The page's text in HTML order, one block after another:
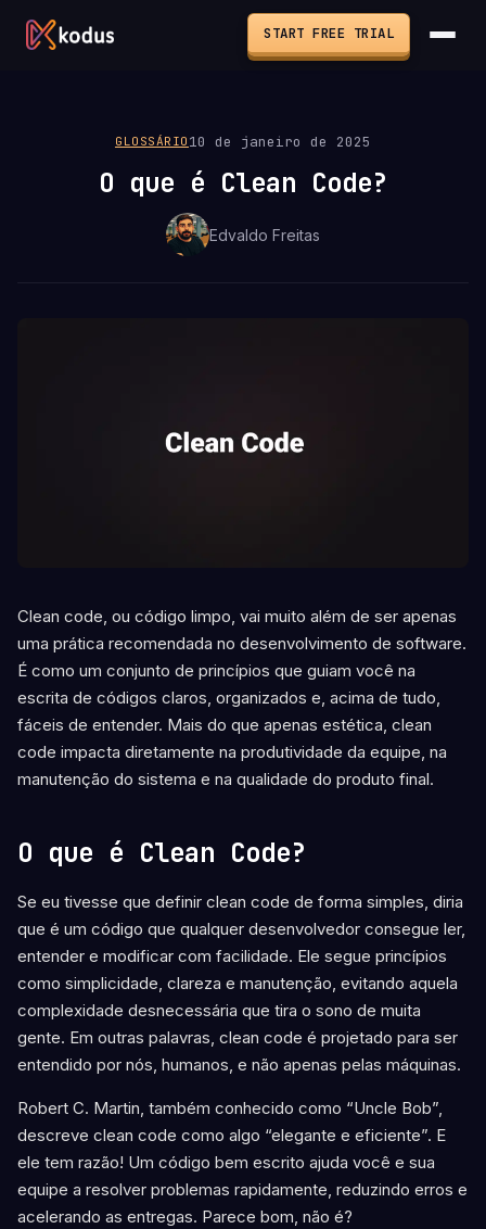
START FREE TRIAL
GLOSSÁRIO 10 de janeiro de 2025
O que é Clean Code?
Edvaldo Freitas
Clean code, ou código limpo, vai muito além de ser apenas
uma prática recomendada no desenvolvimento de software.
É como um conjunto de princípios que guiam você na
escrita de códigos claros, organizados e, acima de tudo,
fáceis de entender. Mais do que apenas estética, clean
code impacta diretamente na produtividade da equipe, na
manutenção do sistema e na qualidade do produto final.
O que é Clean Code?
Se eu tivesse que definir clean code de forma simples, diria
que é um código que qualquer desenvolvedor consegue ler,
entender e modificar com facilidade. Ele segue princípios
como simplicidade, clareza e manutenção, evitando aquela
complexidade desnecessária que tira o sono de muita
gente. Em outras palavras, clean code é projetado para ser
entendido por nós, humanos, e não apenas pelas máquinas.
Robert C. Martin, também conhecido como “Uncle Bob”,
descreve clean code como algo “elegante e eficiente”. E
ele tem razão! Um código bem escrito ajuda você e sua
equipe a resolver problemas rapidamente, reduzindo erros e
acelerando as entregas. Parece bom, não é?